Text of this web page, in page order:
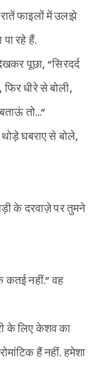
फाइलों में उलझे
रहे हैं.
पूछा, “सिरदर्द
धीरे से बोली,
तो...”
घबराए से बोले,
के दरवाज़े पर तुमने
कतई नहीं.” वह
के लिए केशव का
हैं नहीं. हमेशा